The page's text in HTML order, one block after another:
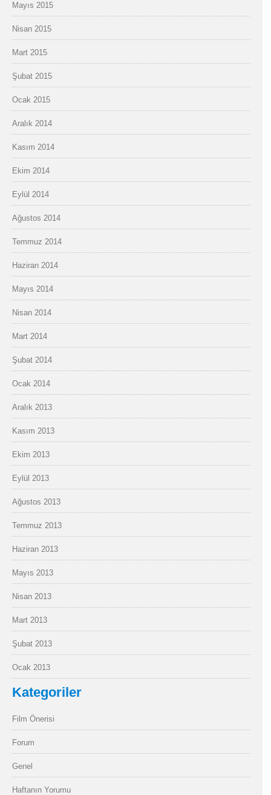
Mayıs 2015
Nisan 2015
Mart 2015
Şubat 2015
Ocak 2015
Aralık 2014
Kasım 2014
Ekim 2014
Eylül 2014
Ağustos 2014
Temmuz 2014
Haziran 2014
Mayıs 2014
Nisan 2014
Mart 2014
Şubat 2014
Ocak 2014
Aralık 2013
Kasım 2013
Ekim 2013
Eylül 2013
Ağustos 2013
Temmuz 2013
Haziran 2013
Mayıs 2013
Nisan 2013
Mart 2013
Şubat 2013
Ocak 2013
Kategoriler
Film Önerisi
Forum
Genel
Haftanın Yorumu